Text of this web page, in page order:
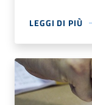
LEGGI DI PIÙ